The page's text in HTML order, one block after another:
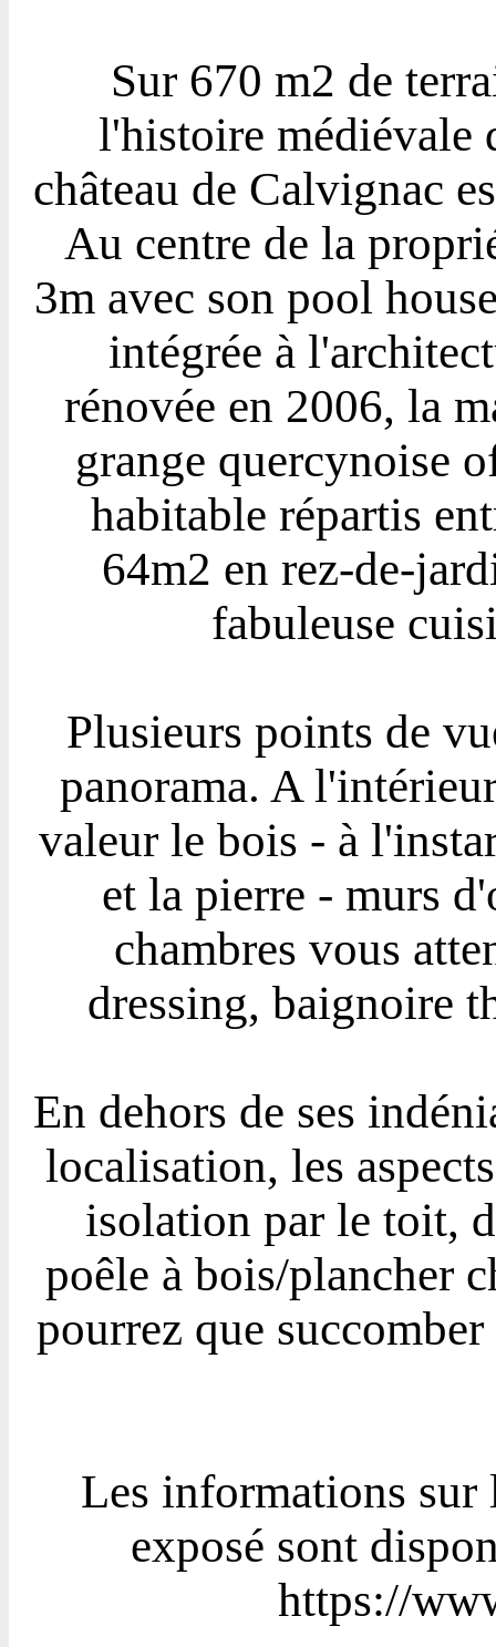
Sur 670 m2 de
l'histoire médiévale
château de Calvignac
Au centre de la
3m avec son pool
intégrée à
rénovée en 2006, la
grange quercynoise
habitable répartis
64m2 en rez-de-
fabuleuse
Plusieurs points de
panorama. A
valeur le bois - à
et la pierre - murs
chambres vous
dressing, baignoire
En dehors de ses
localisation, les
isolation par le toit,
poêle à bois/plancher
pourrez que
Les informations sur
exposé sont
https://